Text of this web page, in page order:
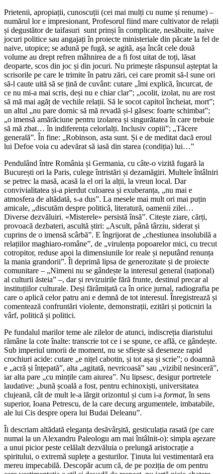
Prietenii, apropiații, cunoscuții (cei mai mulți cu nume și renume) –
numărul lor e impresionant, Profesorul fiind mare cultivator de relații
și degustător de taifasuri ­ sunt prinși în complicate, nesăbuite, naive
jocuri politice sau angajați în proiecte ministeriale din păcate la fel de
naive, utopice; se adună pe fugă, se agită, așa încât cele două
volume au drept refren mâhnirea de a fi fost uitat de toți, lăsat
deoparte, scos din joc și din jocuri. Nu primește răspunsul așteptat la
scrisorile pe care le trimite în patru zări, cei care promit să-l sune ori
să-l caute uită să se țină de cuvânt: cutare „îmi explică, încurcat, de
ce nu mi-a mai scris, deși nu e chiar clar”; „ocolit, izolat, nu are rost
să mă mai agăț de vechile relații. Să le socot capitol încheiat, mort”;
un altul „nu pare dornic să mă revadă și-l găsesc foarte schimbat”;
„o imensă amărăciune pentru izolarea și singurătatea în care trebuie
să mă zbat… în indiferența celorlalți. Inclusiv copiii”; „Tăcere
generală”. În fine: „Robinson, asta sunt. Și e de meditat dacă eroul
lui Defoe voia cu adevărat să iasă din starea (condiția) lui…”
Pendulând între România și Germania, cu câte-o vizită fugară la
București ori la Paris, culege întristări și dezamăgiri. Multele întâlniri
se petrec la masă, acasă la el ori la alții, la vreun local. Dar
convivialitatea și-a pierdut culoarea și exuberanța, „nu mai e
atmosfera de altădată, s-a dus”. La mesele mai mult ori mai puțin
amicale, „discutăm despre politică, literatură, oamenii zilei…
Diverse dezvăluiri. «Misterele» persistă însă”. Citește ziare, cărți,
provoacă dezbateri, ascultă știri: „Ascult, până târziu, siderat și
cuprins de o imensă scârbă”. E îngrijorat de „chestiunea insolubilă a
relațiilor maghiaro-române”, de „virulența popoarelor mici, cu trecut
cotropitor, reduse apoi la dimensiunile lor reale și neputând renunța
la mania grandorii”. Îl deprimă lipsa de generozitate și de proiecte
comunitare – „Nimeni nu se gândește la interesul general (național)
al culturii ăsteia” –, dar și revizuirile fără frunte, destinul precar al
instituțiilor culturale. Deși fărâmițată ca în orice jurnal, radiografia pe
care o aplică celor patru ani e demnă de tot interesul. Înregistrează și
comentează confruntări violente, demonstrații, ezitări și poticniri la
vârf, politică și politici.
Pe fundalul marilor teme ale zilelor de atunci, indiscreția diaristului
rămâne la cote înalte: transcrie tot ce i se spune, ce află, ce gândește.
Sub imperiul umorii de moment, nu se sfiește să deseneze rapid
crochiuri acide: cutare „e nițel cabotin, și tot așa și scrie”; o doamnă
e „acră și înțepată”, alta „agitată, nevricoasă” sau „vizibil nesinceră”,
iar alta pare „cu mințile cam aiurea”. Nu lipsesc, desigur portretele
laudative: „bună școală a fost, pentru echinoxiști, universitatea
clujeană, cât de mult le-a lărgit orizontul și cum i-a format, în sens
superior, Ioana Petrescu, de la care decurg argumentele, imbatabile,
ale lui Cis despre opera lui Budai Deleanu”.
Îi descriam altădată eleganța desăvârşită, gesticulația rasată (pe care
numai la un Alexandru Paleologu am mai întâlnit-o): simpla aşezare
a unui picior peste celălalt dezvăluia o prelungă aristocrație a
spiritului, o extremă suplețe a gesturilor. Ținuta lui vestimentară era
mereu impecabilă. Descopăr acum că, de pe poziția de om pentru